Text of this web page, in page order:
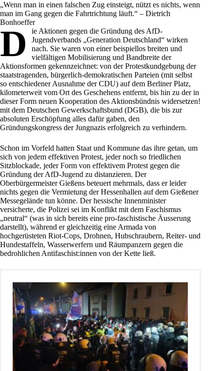
„Wenn man in einen falschen Zug einsteigt, nützt es nichts, wenn
man im Gang gegen die Fahrtrichtung läuft.“ – Dietrich
Bonhoeffer
D ie Aktionen gegen die Gründung des AfD-
Jugendverbands „Generation Deutschland“ wirken
nach. Sie waren von einer beispiellos breiten und
vielfältigen Mobilisierung und Bandbreite der
Aktionsformen gekennzeichnet: von der Protestkundgebung der
staatstragenden, bürgerlich-demokratischen Parteien (mit selbst
so entschiedener Ausnahme derCDU) auf dem Berliner Platz,
kilometerweit vom Ort des Geschehens entfernt, bis hin zu der in
dieser Form neuen Kooperation des Aktionsbündnis widersetzen!
mit dem Deutschen Gewerkschaftsbund (DGB), die bis zur
absoluten Erschöpfung alles dafür gaben, den
Gründungskongress der Jungnazis erfolgreich zu verhindern.
Schon im Vorfeld hatten Staat und Kommune das ihre getan, um
sich von jedem effektiven Protest, jeder noch so friedlichen
Sitzblockade, jeder Form von effektivem Protest gegen die
Gründung derAfD-Jugend zu distanzieren. Der
Oberbürgermeister Gießens beteuert mehrmals, dass er leider
nichts gegen die Vermietung der Hessenhallen auf dem Gießener
Messegelände tun könne. Der hessische Innenminister
versicherte, die Polizei sei im Konflikt mit dem Faschismus
„neutral“ (was in sich bereits eine pro-faschistische Äusserung
darstellt), während er gleichzeitig eine Armada von
hochgerüsteten Riot-Cops, Drohnen, Hubschraubern, Reiter- und
Hundestaffeln, Wasserwerfern und Räumpanzern gegen die
bedrohlichen Antifaschist:innen von der Kette ließ.